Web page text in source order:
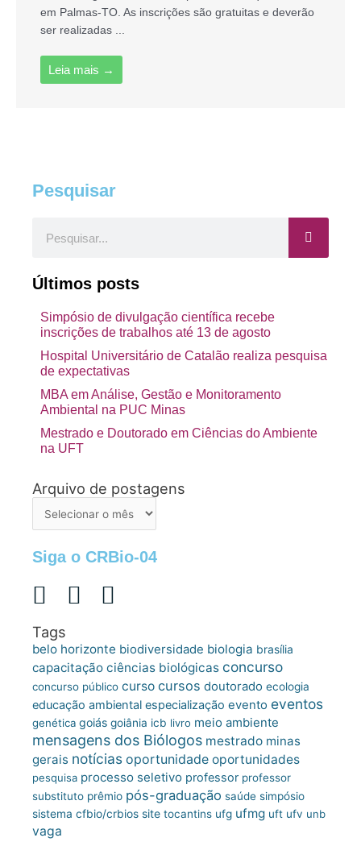
em Palmas-TO. As inscrições são gratuitas e deverão
ser realizadas ...
Leia mais →
Pesquisar
Últimos posts
Simpósio de divulgação científica recebe
inscrições de trabalhos até 13 de agosto
Hospital Universitário de Catalão realiza pesquisa
de expectativas
MBA em Análise, Gestão e Monitoramento
Ambiental na PUC Minas
Mestrado e Doutorado em Ciências do Ambiente
na UFT
Arquivo de postagens
Arquivo
Siga o CRBio-04
Tags
belo horizonte biodiversidade biologia brasília
capacitação ciências biológicas concurso
concurso público curso cursos doutorado ecologia
educação ambiental especialização evento eventos
genética goiás goiânia icb livro meio ambiente
mensagens dos Biólogos mestrado minas
gerais notícias oportunidade oportunidades
pesquisa processo seletivo professor professor
substituto prêmio pós-graduação saúde simpósio
sistema cfbio/crbios site tocantins ufg ufmg uft ufv unb
vaga